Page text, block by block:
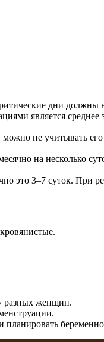
дни должны
является среднее
не учитывать
на несколько
это 3–7 суток. При
разных женщин.